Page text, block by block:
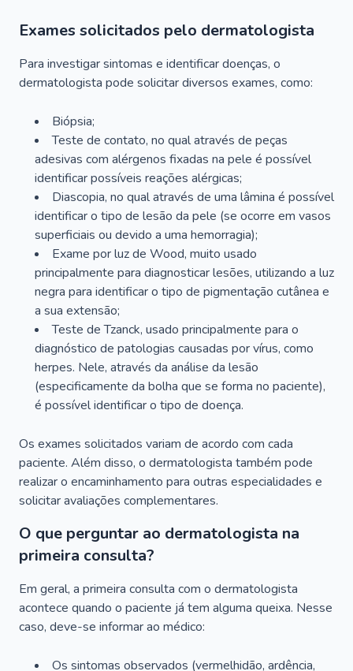
Exames solicitados pelo dermatologista
Para investigar sintomas e identificar doenças, o
dermatologista pode solicitar diversos exames, como:
Biópsia;
Teste de contato, no qual através de peças
adesivas com alérgenos fixadas na pele é possível
identificar possíveis reações alérgicas;
Diascopia, no qual através de uma lâmina é possível
identificar o tipo de lesão da pele (se ocorre em vasos
superficiais ou devido a uma hemorragia);
Exame por luz de Wood, muito usado
principalmente para diagnosticar lesões, utilizando a luz
negra para identificar o tipo de pigmentação cutânea e
a sua extensão;
Teste de Tzanck, usado principalmente para o
diagnóstico de patologias causadas por vírus, como
herpes. Nele, através da análise da lesão
(especificamente da bolha que se forma no paciente),
é possível identificar o tipo de doença.
Os exames solicitados variam de acordo com cada
paciente. Além disso, o dermatologista também pode
realizar o encaminhamento para outras especialidades e
solicitar avaliações complementares.
O que perguntar ao dermatologista na
primeira consulta?
Em geral, a primeira consulta com o dermatologista
acontece quando o paciente já tem alguma queixa. Nesse
caso, deve-se informar ao médico:
Os sintomas observados (vermelhidão, ardência,